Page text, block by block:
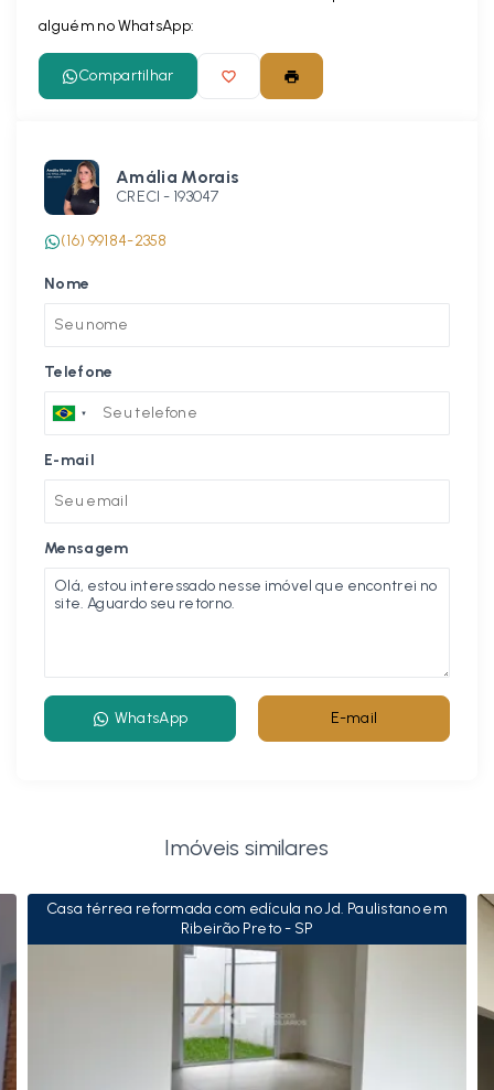
alguém no WhatsApp:
Compartilhar
Amália Morais
CRECI - 193047
(16) 99184-2358
Nome
Telefone
E-mail
Mensagem
WhatsApp E-mail
Imóveis similares
Casa térrea reformada com edícula no Jd. Paulistano em
Ribeirão Preto - SP